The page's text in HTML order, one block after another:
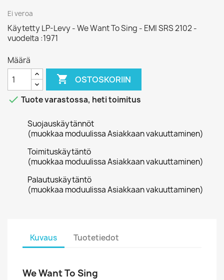
Ei veroa
Käytetty LP-Levy - We Want To Sing - EMI SRS 2102 -
vuodelta :1971
Määrä
 OSTOSKORIIN
 Tuote varastossa, heti toimitus
Suojauskäytännöt
(muokkaa moduulissa Asiakkaan vakuuttaminen)
Toimituskäytäntö
(muokkaa moduulissa Asiakkaan vakuuttaminen)
Palautuskäytäntö
(muokkaa moduulissa Asiakkaan vakuuttaminen)
Kuvaus Tuotetiedot
We Want To Sing